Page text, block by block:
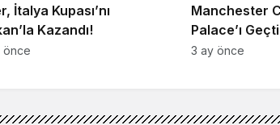
İtalya Kupası’nı
Kazandı!
önce
Manchester
Palace’ı
3 ay önce